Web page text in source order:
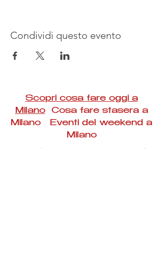
Condividi questo evento
Scopri cosa fare oggi a
MilanoCosa fare stasera a
Milano Eventi del weekend a
Milano
#Taac #milano #eventi #concerti #spettacoli